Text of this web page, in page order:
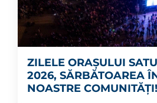
ZILELE ORAȘULUI
2026, SĂRBĂTOAREA
NOASTRE COMUNITĂȚI!